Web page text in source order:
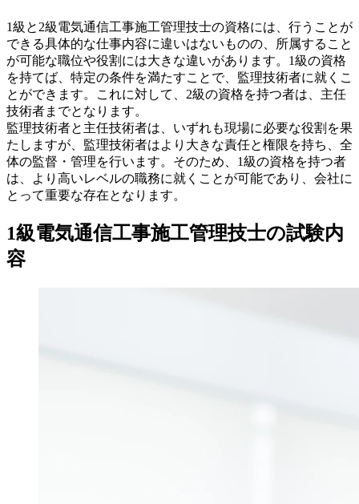
1級と2級電気通信工事施工管理技士の資格には、行うことが
できる具体的な仕事内容に違いはないものの、所属すること
が可能な職位や役割には大きな違いがあります。1級の資格
を持てば、特定の条件を満たすことで、監理技術者に就くこ
とができます。これに対して、2級の資格を持つ者は、主任
技術者までとなります。
監理技術者と主任技術者は、いずれも現場に必要な役割を果
たしますが、監理技術者はより大きな責任と権限を持ち、全
体の監督・管理を行います。そのため、1級の資格を持つ者
は、より高いレベルの職務に就くことが可能であり、会社に
とって重要な存在となります。
1級電気通信工事施工管理技士の試験内
容